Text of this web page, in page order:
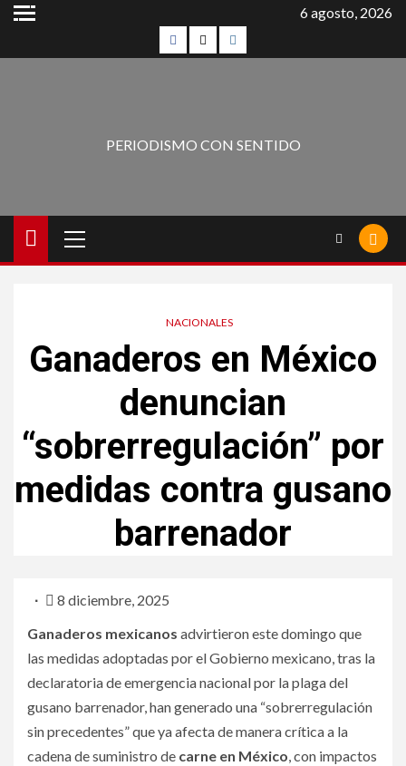
6 agosto, 2026
PERIODISMO CON SENTIDO
NACIONALES
Ganaderos en México
denuncian
“sobrerregulación” por
medidas contra gusano
barrenador
8 diciembre, 2025
Ganaderos mexicanos advirtieron este domingo que
las medidas adoptadas por el Gobierno mexicano, tras la
declaratoria de emergencia nacional por la plaga del
gusano barrenador, han generado una “sobrerregulación
sin precedentes” que ya afecta de manera crítica a la
cadena de suministro de carne en México, con impactos